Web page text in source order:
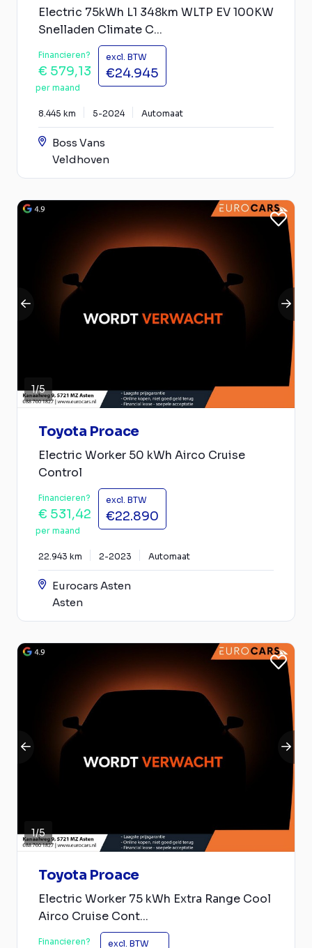
Electric 75kWh L1 348km WLTP EV 100KW
Snelladen Climate C...
Financieren?
€ 579,13
per maand
excl. BTW
€24.945
8.445 km 5-2024 Automaat
Boss Vans
Veldhoven
1/5
Toyota Proace
Electric Worker 50 kWh Airco Cruise
Control
Financieren?
€ 531,42
per maand
excl. BTW
€22.890
22.943 km 2-2023 Automaat
Eurocars Asten
Asten
1/5
Toyota Proace
Electric Worker 75 kWh Extra Range Cool
Airco Cruise Cont...
Financieren? excl. BTW